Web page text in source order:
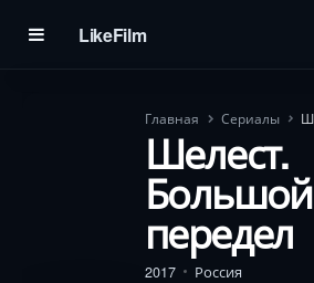
LikeFilm
Главная Сериалы
Шелест.
Большой
передел
2017 Россия